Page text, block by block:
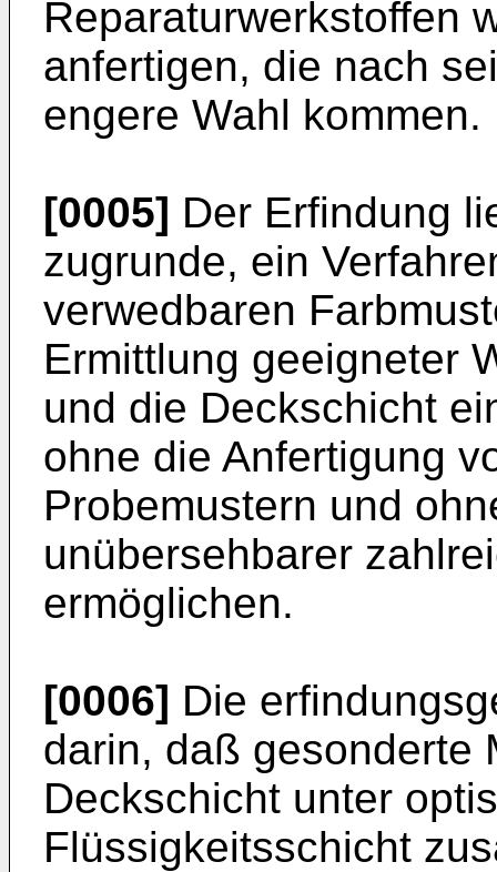
Reparaturwerkstoffen
anfertigen, die nach
engere Wahl
[0005] Der Erfindung
zugrunde, ein
verwedbaren
Ermittlung geeigneter
und die Deckschicht
ohne die Anfertigung
Probemustern und
unübersehbarer
ermöglichen.
[0006] Die
darin, daß gesonderte
Deckschicht unter
Flüssigkeitsschicht